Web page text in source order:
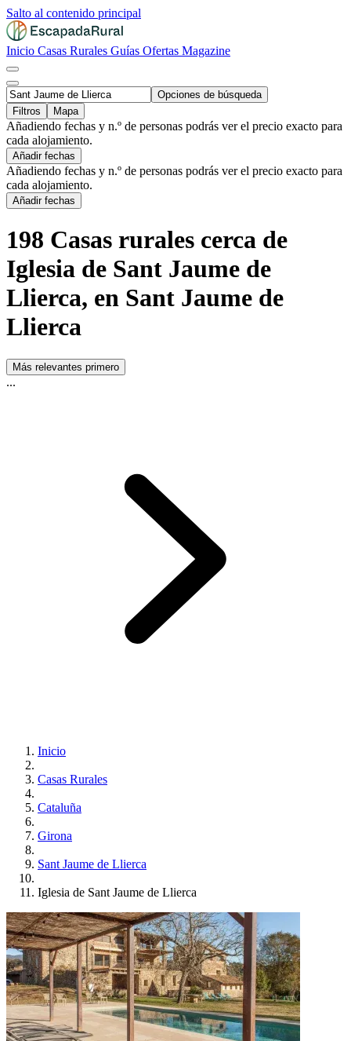
Salto al contenido principal
Inicio Casas Rurales Guías Ofertas Magazine
Opciones de búsqueda
Filtros
Mapa
Añadiendo fechas y n.º de personas podrás ver el precio exacto para
cada alojamiento.
Añadir fechas
Añadiendo fechas y n.º de personas podrás ver el precio exacto para
cada alojamiento.
Añadir fechas
198 Casas rurales cerca de
Iglesia de Sant Jaume de
Llierca, en Sant Jaume de
Llierca
Más relevantes primero
...
Inicio
Casas Rurales
Cataluña
Girona
Sant Jaume de Llierca
Iglesia de Sant Jaume de Llierca